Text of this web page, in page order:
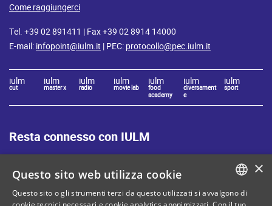
Come raggiungerci
Tel. +39 02 891411 | Fax +39 02 8914 14000
E-mail: infopoint@iulm.it | PEC: protocollo@pec.iulm.it
iulm
cut
iulm
master x
iulm
radio
iulm
movie lab
iulm
food
academy
iulm
diversament
e
iulm
sport
Resta connesso con IULM
ITALIAN
×
Questo sito web utilizza cookie
Questo sito o gli strumenti terzi da questo utilizzati si avvalgono di